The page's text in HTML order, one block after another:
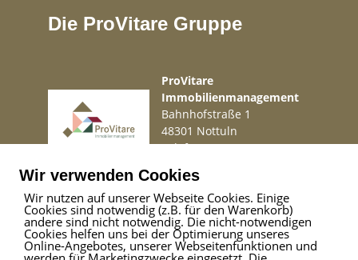
Die ProVitare Gruppe
ProVitare
Immobilienmanagement
Bahnhofstraße 1
48301 Nottuln
Telefon02509 99 49 871
Impressum|Haftungsausschluss|Datenschutz
Wir verwenden Cookies
Wir nutzen auf unserer Webseite Cookies. Einige
Cookies sind notwendig (z.B. für den Warenkorb)
andere sind nicht notwendig. Die nicht-notwendigen
Cookies helfen uns bei der Optimierung unseres
Online-Angebotes, unserer Webseitenfunktionen und